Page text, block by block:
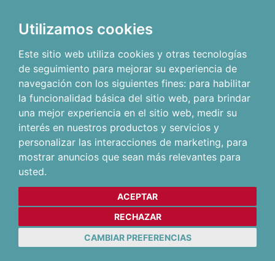
Utilizamos cookies
Este sitio web utiliza cookies y otras tecnologías
de seguimiento para mejorar su experiencia de
navegación con los siguientes fines: para habilitar
la funcionalidad básica del sitio web, para brindar
una mejor experiencia en el sitio web, medir su
interés en nuestros productos y servicios y
personalizar las interacciones de marketing, para
mostrar anuncios que sean más relevantes para
usted.
ACEPTAR
RECHAZAR
CAMBIAR PREFERENCIAS